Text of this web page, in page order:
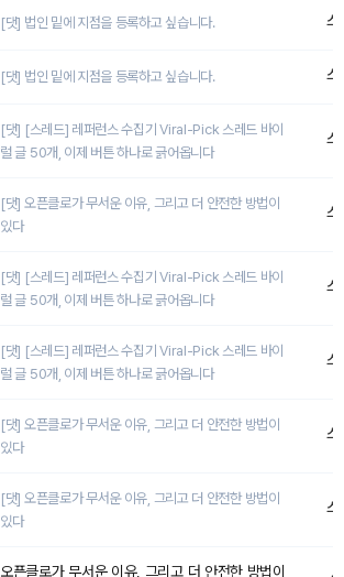
[댓] 법인 밑에 지점을 등록하고 싶습니다. 스
[댓] 법인 밑에 지점을 등록하고 싶습니다. 스
[댓] [스레드] 레퍼런스 수집기 Viral-Pick 스레드 바이
럴 글 50개, 이제 버튼 하나로 긁어옵니다
스
[댓] 오픈클로가 무서운 이유, 그리고 더 안전한 방법이
있다
스
[댓] [스레드] 레퍼런스 수집기 Viral-Pick 스레드 바이
럴 글 50개, 이제 버튼 하나로 긁어옵니다
스
[댓] [스레드] 레퍼런스 수집기 Viral-Pick 스레드 바이
럴 글 50개, 이제 버튼 하나로 긁어옵니다
스
[댓] 오픈클로가 무서운 이유, 그리고 더 안전한 방법이
있다
스
[댓] 오픈클로가 무서운 이유, 그리고 더 안전한 방법이
있다
스
오픈클로가 무서운 이유, 그리고 더 안전한 방법이